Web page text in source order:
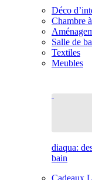
Déco
Chambre
Salle de
Textiles
Meubles
diaqua:
bain
Cadeaux